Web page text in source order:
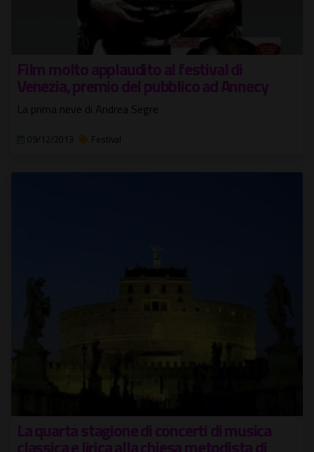
Film molto applaudito al festival di
Venezia, premio del pubblico ad Annecy
La prima neve di Andrea Segre
09/12/2013 Festival
La quarta stagione di concerti di musica